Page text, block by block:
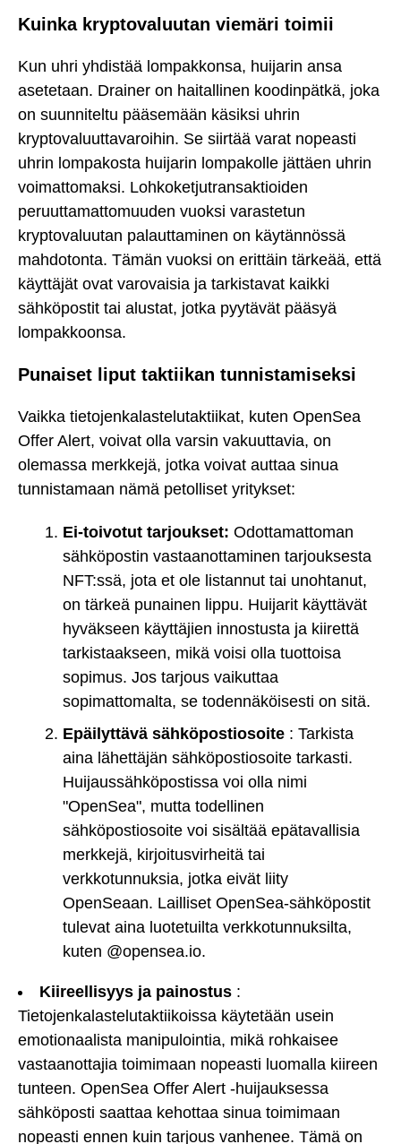
Kuinka kryptovaluutan viemäri toimii
Kun uhri yhdistää lompakkonsa, huijarin ansa
asetetaan. Drainer on haitallinen koodinpätkä, joka
on suunniteltu pääsemään käsiksi uhrin
kryptovaluuttavaroihin. Se siirtää varat nopeasti
uhrin lompakosta huijarin lompakolle jättäen uhrin
voimattomaksi. Lohkoketjutransaktioiden
peruuttamattomuuden vuoksi varastetun
kryptovaluutan palauttaminen on käytännössä
mahdotonta. Tämän vuoksi on erittäin tärkeää, että
käyttäjät ovat varovaisia ja tarkistavat kaikki
sähköpostit tai alustat, jotka pyytävät pääsyä
lompakkoonsa.
Punaiset liput taktiikan tunnistamiseksi
Vaikka tietojenkalastelutaktiikat, kuten OpenSea
Offer Alert, voivat olla varsin vakuuttavia, on
olemassa merkkejä, jotka voivat auttaa sinua
tunnistamaan nämä petolliset yritykset:
Ei-toivotut tarjoukset: Odottamattoman
sähköpostin vastaanottaminen tarjouksesta
NFT:ssä, jota et ole listannut tai unohtanut,
on tärkeä punainen lippu. Huijarit käyttävät
hyväkseen käyttäjien innostusta ja kiirettä
tarkistaakseen, mikä voisi olla tuottoisa
sopimus. Jos tarjous vaikuttaa
sopimattomalta, se todennäköisesti on sitä.
Epäilyttävä sähköpostiosoite : Tarkista
aina lähettäjän sähköpostiosoite tarkasti.
Huijaussähköpostissa voi olla nimi
"OpenSea", mutta todellinen
sähköpostiosoite voi sisältää epätavallisia
merkkejä, kirjoitusvirheitä tai
verkkotunnuksia, jotka eivät liity
OpenSeaan. Lailliset OpenSea-sähköpostit
tulevat aina luotetuilta verkkotunnuksilta,
kuten @opensea.io.
Kiireellisyys ja painostus :
Tietojenkalastelutaktiikoissa käytetään usein
emotionaalista manipulointia, mikä rohkaisee
vastaanottajia toimimaan nopeasti luomalla kiireen
tunteen. OpenSea Offer Alert -huijauksessa
sähköposti saattaa kehottaa sinua toimimaan
nopeasti ennen kuin tarjous vanhenee. Tämä on